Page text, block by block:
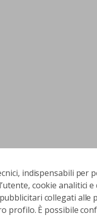
indispensabili per
cookie analitici
collegati
profilo. È possibile